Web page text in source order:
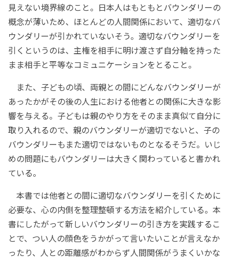
見えない境界線のこと。日本人はもともとバウンダリーの
概念が薄いため、ほとんどの人間関係において、適切なバ
ウンダリーが引かれていないそう。適切なバウンダリーを
引くというのは、主権を相手に明け渡さず自分軸を持った
まま相手と平等なコミュニケーションをとること。
また、子どもの頃、両親との間にどんなバウンダリーが
あったかがその後の人生における他者との関係に大きな影
響を与える。子どもは親のやり方をそのまま真似て自分に
取り入れるので、親のバウンダリーが適切でないと、子の
バウンダリーもまた適切ではないものとなるそうだ。いじ
めの問題にもバウンダリーは大きく関わっていると書かれ
ている。
本書では他者との間に適切なバウンダリーを引くために
必要な、心の内側を整理整頓する方法を紹介している。本
書にしたがって新しいバウンダリーの引き方を実践するこ
とで、つい人の顔色をうかがって言いたいことが言えなか
ったり、人との距離感がわからず人間関係がうまくいかな